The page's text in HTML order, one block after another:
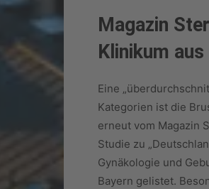
Magazin
Klinikum aus
Eine
Kategorien ist die
erneut vom Magazin
Studie zu
Gynäkologie und
Bayern gelistet.